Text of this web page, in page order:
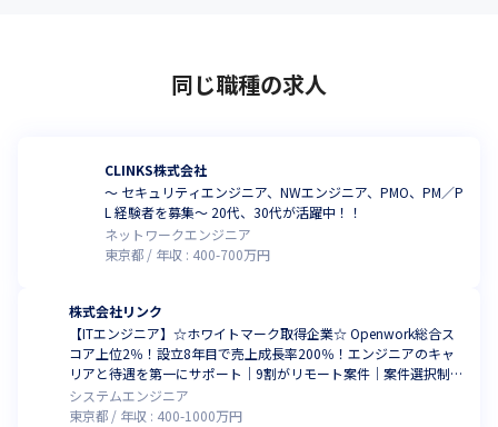
同じ職種の求人
CLINKS株式会社
～ セキュリティエンジニア、NWエンジニア、PMO、PM／P
L 経験者を募集～ 20代、30代が活躍中！！
ネットワークエンジニア
東京都
年収 : 400-700万円
株式会社リンク
【ITエンジニア】☆ホワイトマーク取得企業☆ Openwork総合ス
コア上位2％！設立8年目で売上成長率200％！エンジニアのキャ
リアと待遇を第一にサポート｜9割がリモート案件｜案件選択制度
で成長を実感！副業OK！
システムエンジニア
東京都
年収 : 400-1000万円